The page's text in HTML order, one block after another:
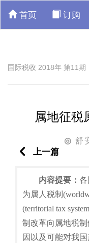
首页 订购
国际税收 2018年 第11期
属地征税
◎ 舒
上一篇
内容提要： 各
为属人税制
(territorial tax
制改革向属地税
因以及可能对我